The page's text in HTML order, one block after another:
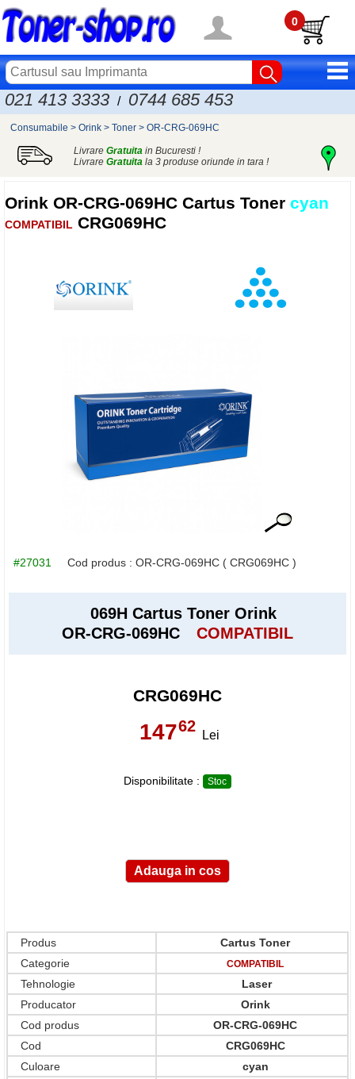
0
021 413 3333 / 0744 685 453
Consumabile > Orink > Toner > OR-CRG-069HC
Livrare Gratuitain Bucuresti !
Livrare Gratuitala 3 produse oriunde in tara !
Orink OR-CRG-069HC Cartus Toner cyan
COMPATIBIL CRG069HC
#27031 Cod produs : OR-CRG-069HC ( CRG069HC )
069H Cartus Toner Orink
OR-CRG-069HC
COMPATIBIL
CRG069HC
14762
Lei
Disponibilitate : Stoc
Produs
Cartus Toner
Categorie
COMPATIBIL
Tehnologie
Laser
Producator
Orink
Cod produs
OR-CRG-069HC
Cod
CRG069HC
Culoare
cyan